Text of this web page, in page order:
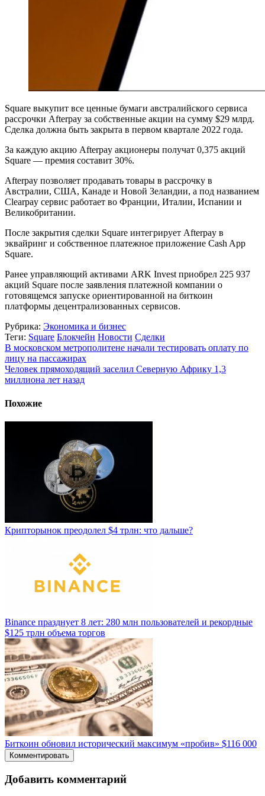
Square выкупит все ценные бумаги австралийского сервиса
рассрочки Afterpay за собственные акции на сумму $29 млрд.
Сделка должна быть закрыта в первом квартале 2022 года.
За каждую акцию Afterpay акционеры получат 0,375 акций
Square — премия составит 30%.
Afterpay позволяет продавать товары в рассрочку в
Австралии, США, Канаде и Новой Зеландии, а под названием
Clearpay сервис работает во Франции, Италии, Испании и
Великобритании.
После закрытия сделки Square интегрирует Afterpay в
эквайринг и собственное платежное приложение Cash App
Square.
Ранее управляющий активами ARK Invest приобрел 225 937
акций Square после заявления платежной компании о
готовящемся запуске ориентированной на биткоин
платформы децентрализованных сервисов.
Рубрика: Экономика и бизнес
Теги: Square Блокчейн Новости Сделки
В московском метрополитене начали тестировать оплату по
лицу на пассажирах
Человек прямоходящий заселил Северную Африку 1,3
миллиона лет назад
Похожие
Крипторынок преодолел $4 трлн: что дальше?
Binance празднует 8 лет: 280 млн пользователей и рекордные
$125 трлн объема торгов
Биткоин обновил исторический максимум «пробив» $116 000
Комментировать
Добавить комментарий